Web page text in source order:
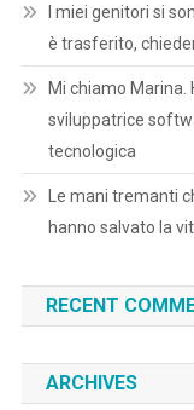
I miei genitori si
è trasferito,
Mi chiamo Marina.
sviluppatrice
tecnologica
Le mani tremanti
hanno salvato la
RECENT
ARCHIVES